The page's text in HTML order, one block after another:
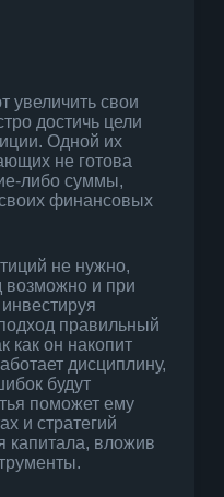
увеличить свои
достичь цели
Одной их
не готова
либо суммы,
финансовых
не нужно,
возможно и при
правильный
как он накопит
дисциплину,
будут
поможет ему
и стратегий
капитала, вложив